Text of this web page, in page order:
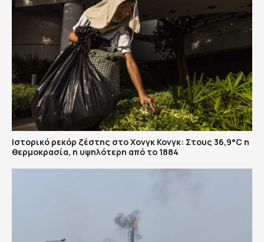
Ιστορικό ρεκόρ ζέστης στο Χονγκ Κονγκ: Στους 36,9°C η
θερμοκρασία, η υψηλότερη από το 1884